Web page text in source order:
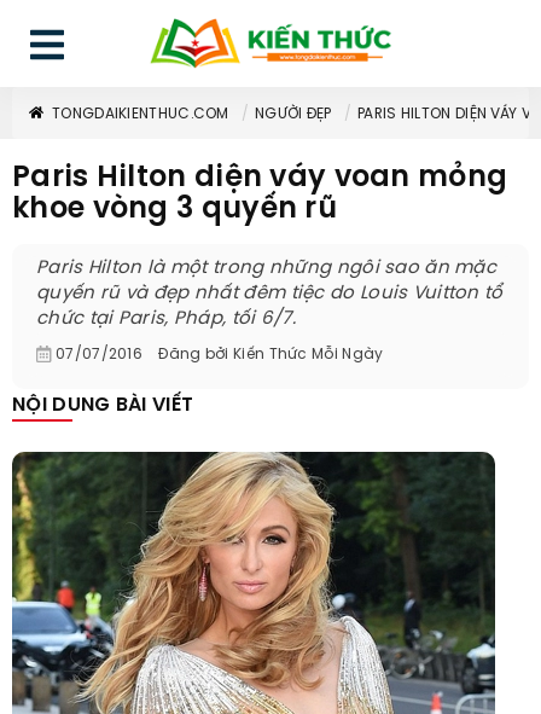
TONGDAIKIENTHUC.COM NGƯỜI ĐẸP PARIS HILTON DIỆN VÁY
Paris Hilton diện váy voan mỏng
khoe vòng 3 quyến rũ
Paris Hilton là một trong những ngôi sao ăn mặc
quyến rũ và đẹp nhất đêm tiệc do Louis Vuitton tổ
chức tại Paris, Pháp, tối 6/7.
07/07/2016 Đăng bởi Kiến Thức Mỗi Ngày
NỘI DUNG BÀI VIẾT